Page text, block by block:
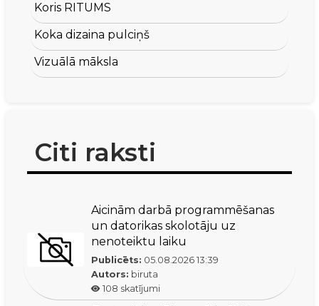
Koris RITUMS
Koka dizaina pulciņš
Vizuālā māksla
Citi raksti
Aicinām darbā programmēšanas
un datorikas skolotāju uz
nenoteiktu laiku
Publicēts: 05.08.2026 13:39
Autors: biruta
108 skatījumi